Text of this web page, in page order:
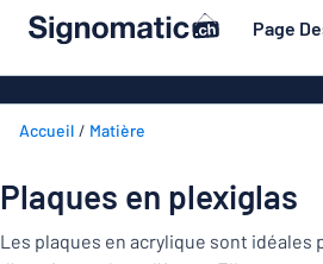
principal Page
Porte et boîte aux lettres
Maison et intérieur
Trafic et véhicules
Les
demandés
au
de jouer
Accueil Matière
Plaques en plexiglas
Les plaques en acrylique sont